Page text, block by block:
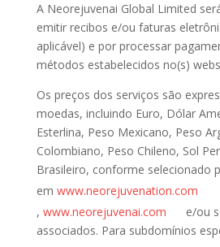
A Neorejuvenai Global Limited
emitir recibos e/ou faturas
aplicável) e por processar
métodos estabelecidos no(s)
Os preços dos serviços são
moedas, incluindo Euro, Dólar
Esterlina, Peso Mexicano, Peso
Colombiano, Peso Chileno, Sol
Brasileiro, conforme selecionado
em www.neorejuvenation.com
, www.neorejuvenai.com
e/ou
associados. Para subdomínios